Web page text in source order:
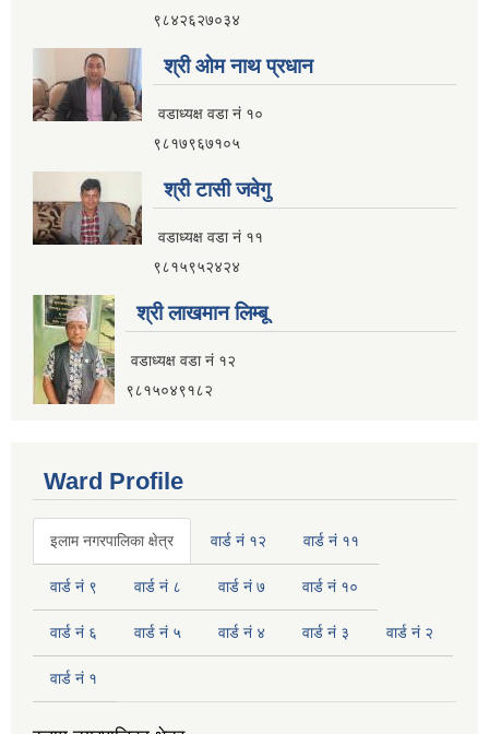
९८४२६२७०३४
श्री ओम नाथ प्रधान
वडाध्यक्ष वडा नं १०
९८१७९६७१०५
श्री टासी जवेगु
वडाध्यक्ष वडा नं ११
९८१५९५२४२४
श्री लाखमान लिम्बू
वडाध्यक्ष वडा नं १२
९८१५०४९१८२
Ward Profile
इलाम नगरपालिका क्षेत्र वार्ड नं १२ वार्ड नं ११
वार्ड नं ९ वार्ड नं ८ वार्ड नं ७ वार्ड नं १०
वार्ड नं ६ वार्ड नं ५ वार्ड नं ४ वार्ड नं ३ वार्ड नं २
वार्ड नं १